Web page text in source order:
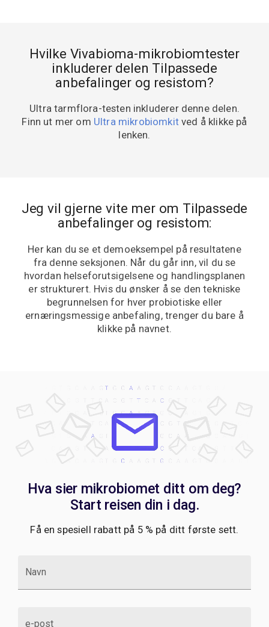
Hvilke Vivabioma-mikrobiomtester
inkluderer delen Tilpassede
anbefalinger og resistom?
Ultra tarmflora-testen inkluderer denne delen.
Finn ut mer om Ultra mikrobiomkitved å klikke på
lenken.
Jeg vil gjerne vite mer om Tilpassede
anbefalinger og resistom:
Her kan du se et demoeksempel på resultatene
fra denne seksjonen. Når du går inn, vil du se
hvordan helseforutsigelsene og handlingsplanen
er strukturert. Hvis du ønsker å se den tekniske
begrunnelsen for hver probiotiske eller
ernæringsmessige anbefaling, trenger du bare å
klikke på navnet.
Hva sier mikrobiomet ditt om deg?
Start reisen din i dag.
Få en spesiell rabatt på 5 % på ditt første sett.
Navn
e-post